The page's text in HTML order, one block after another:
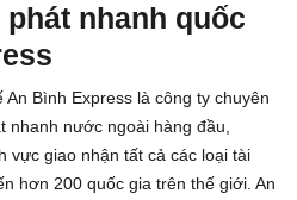
nhanh quốc
An Bình Express là công ty chuyên
nhanh nước ngoài hàng đầu,
vực giao nhận tất cả các loại tài
hơn 200 quốc gia trên thế giới. An